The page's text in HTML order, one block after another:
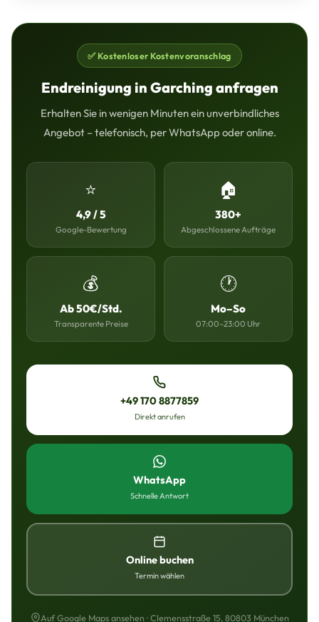
✅ Kostenloser Kostenvoranschlag
Endreinigung in Garching anfragen
Erhalten Sie in wenigen Minuten ein unverbindliches
Angebot – telefonisch, per WhatsApp oder online.
⭐
4,9 / 5
Google-Bewertung
🏠
380+
Abgeschlossene Aufträge
💰
Ab 50€/Std.
Transparente Preise
🕐
Mo–So
07:00–23:00 Uhr
+49 170 8877859
Direkt anrufen
WhatsApp
Schnelle Antwort
Online buchen
Termin wählen
Auf Google Maps ansehen · Clemensstraße 15, 80803 München